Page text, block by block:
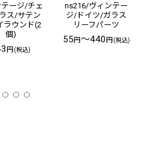
テージ/チェ
ス/サテン
ラウンド(2
個)
円(税込)
ns216/ヴィンテー
ジ/ドイツ/ガラス
リーフパーツ
55円～440円(税込)